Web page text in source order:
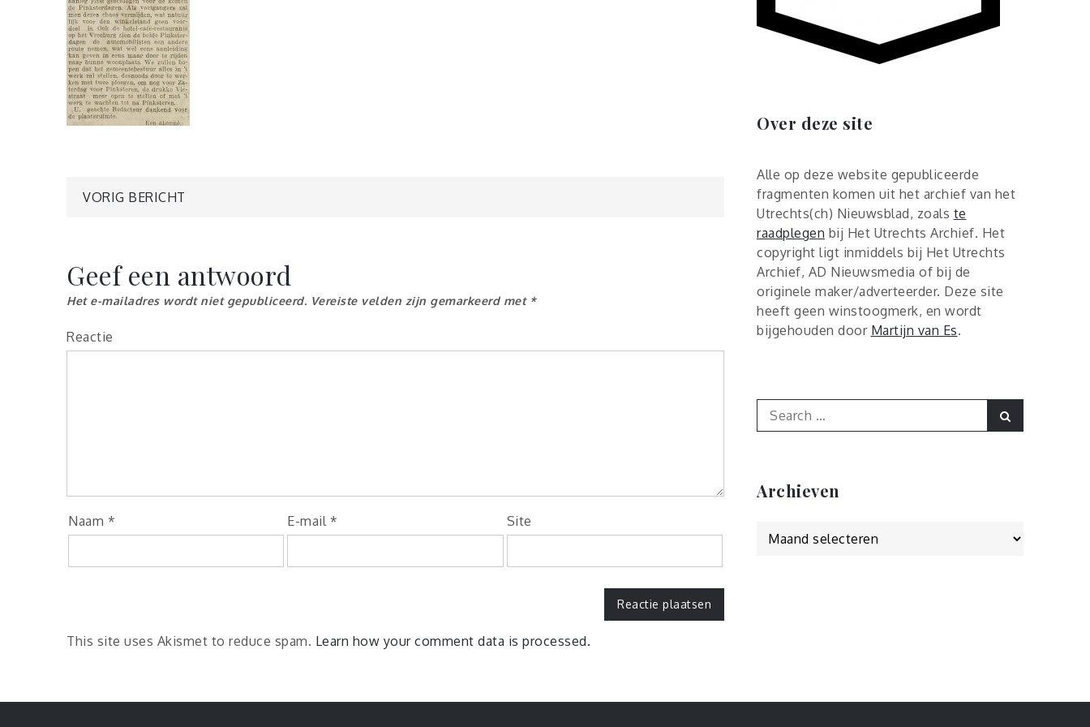
Berichtnavigatie
VORIG BERICHT
Geef een antwoord
Het e-mailadres wordt niet gepubliceerd. Vereiste velden zijn gemarkeerd met *
Reactie
Naam * E-mail * Site
This site uses Akismet to reduce spam. Learn how your comment data is processed.
Over deze site
Alle op deze website gepubliceerde
fragmenten komen uit het archief van het
Utrechts(ch) Nieuwsblad, zoals te
raadplegen bij Het Utrechts Archief. Het
copyright ligt inmiddels bij Het Utrechts
Archief, AD Nieuwsmedia of bij de
originele maker/adverteerder. Deze site
heeft geen winstoogmerk, en wordt
bijgehouden door Martijn van Es.
Search
for:
Archieven